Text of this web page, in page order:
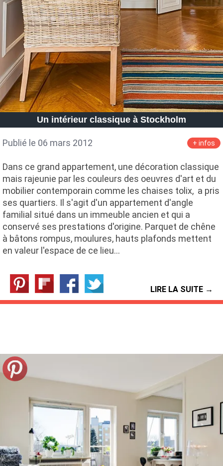
Un intérieur classique à Stockholm
Publié le 06 mars 2012 + infos
Dans ce grand appartement, une décoration classique
mais rajeunie par les couleurs des oeuvres d'art et du
mobilier contemporain comme les chaises tolix, a pris
ses quartiers. Il s'agit d'un appartement d'angle
familial situé dans un immeuble ancien et qui a
conservé ses prestations d'origine. Parquet de chêne
à bâtons rompus, moulures, hauts plafonds mettent
en valeur l'espace de ce lieu…
LIRE LA SUITE →